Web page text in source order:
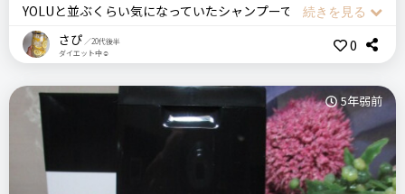
価格
1,800円 チャーリー
ミルボン ジェミールフラン
ヒートグロス
シャンプー
良いところ
残念ながらないような気がします
悪いところ（残念）
髪の毛がキシキシになる
手を入れてすくわないといけなくて、なんとなく嫌でした
YOLUと並ぶくらい気になっていたシャンプーです。
SNSで話題になっていますが、見た目が可愛すぎて初見から心
そしてようやく香りサンプルを試す事ができたのですが、、
好みの香りすぎて・・即買う決断をしました。
前置きが長くなってしまいましたが、早速レビューをしていき
さぴ ／20代後半
ダイエット中☺
0
5年弱前